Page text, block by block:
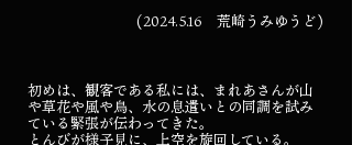
(2024.5.16 荒崎うみゆうど)
初めは、観客である私には、まれあさんが山
や草花や風や鳥、水の息遣いとの同調を試み
ている緊張が伝わってきた。
とんびが様子見に、上空を旋回している。